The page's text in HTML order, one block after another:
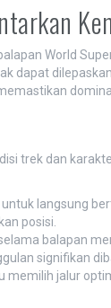
World
dapat
trek dan
langsung
posisi.
balapan
signifikan
memilih jalur